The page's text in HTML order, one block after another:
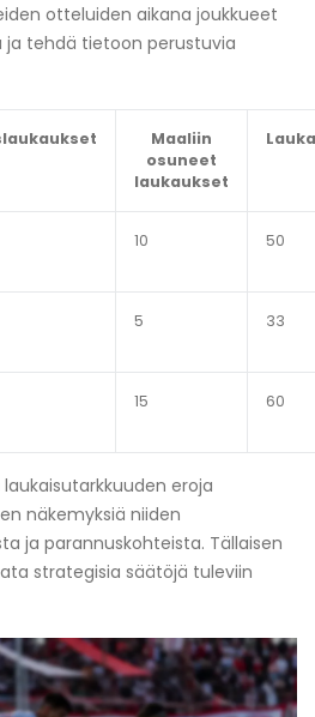
otteluiden aikana joukkueet
tehdä tietoon perustuvia
Maaliin
osuneet
laukaukset
10 50
5 33
15 60
eroja
näkemyksiä niiden
ja parannuskohteista. Tällaisen
strategisia säätöjä tuleviin